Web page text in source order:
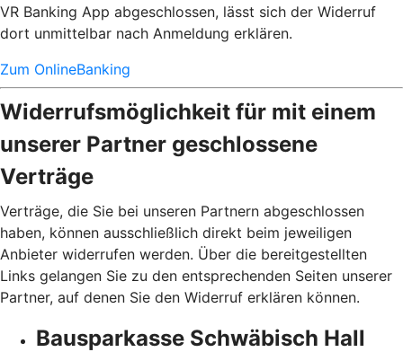
VR Banking App abgeschlossen, lässt sich der Widerruf
dort unmittelbar nach Anmeldung erklären.
Zum OnlineBanking
Widerrufsmöglichkeit für mit einem
unserer Partner geschlossene
Verträge
Verträge, die Sie bei unseren Partnern abgeschlossen
haben, können ausschließlich direkt beim jeweiligen
Anbieter widerrufen werden. Über die bereitgestellten
Links gelangen Sie zu den entsprechenden Seiten unserer
Partner, auf denen Sie den Widerruf erklären können.
Bausparkasse Schwäbisch Hall